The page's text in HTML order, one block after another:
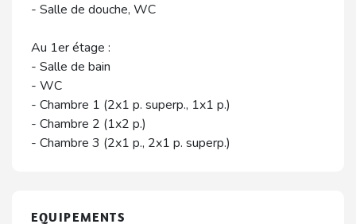
- Salle de douche, WC
Au 1er étage :
- Salle de bain
- WC
- Chambre 1 (2x1 p. superp., 1x1 p.)
- Chambre 2 (1x2 p.)
- Chambre 3 (2x1 p., 2x1 p. superp.)
EQUIPEMENTS